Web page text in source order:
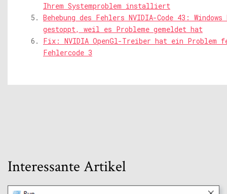
Ihrem Systemproblem installiert
Behebung des Fehlers NVIDIA-Code 43:
gestoppt, weil es Probleme gemeldet hat
Fix: NVIDIA OpenGl-Treiber hat ein
Fehlercode 3
Interessante Artikel